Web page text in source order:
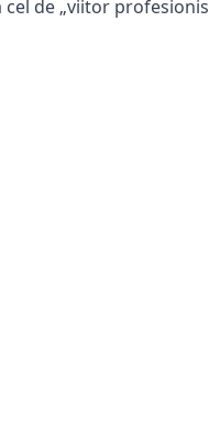
de „viitor